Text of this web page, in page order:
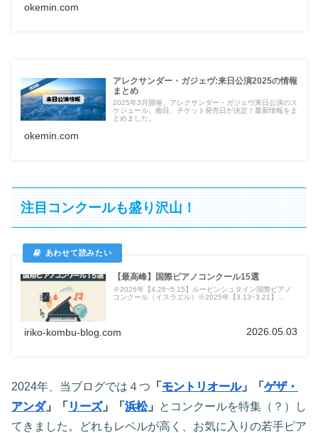
okemin.com
アレクサンダー・ガジェヴ:来日公演2025の情報
まとめ
2025年3月開催、アレクサンダー・ガジェヴ来日公演のス
ケジュール、曲目、チケット発売日が決定！最新情報をま
とめました。
okemin.com
注目コンクールも盛り沢山！
【最高峰】国際ピアノコンクール15選
※2026年【4.28~5.15】ルービンシュタイン国際ピアノ
コンクール（イスラエル）※2025年【3.13~3.21】...
iriko-kombu-blog.com 2026.05.03
2024年、当ブログでは４つ 「 モントリオール」「ゲザ・
アンダ」「 リーズ」「 浜松」 とコンクールを特集（？）し
てきました。どれもレベルが高く、お気に入りの若手ピア